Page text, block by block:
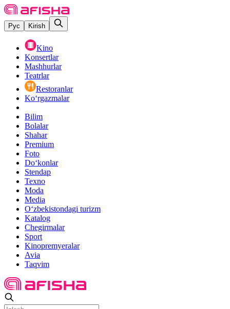
Рус Kirish
Kino
Konsertlar
Mashhurlar
Teatrlar
Restoranlar
Ko‘rgazmalar
Bilim
Bolalar
Shahar
Premium
Foto
Do‘konlar
Stendap
Texno
Moda
Media
O‘zbekistondagi turizm
Katalog
Chegirmalar
Sport
Kinopremyeralar
Avia
Taqvim